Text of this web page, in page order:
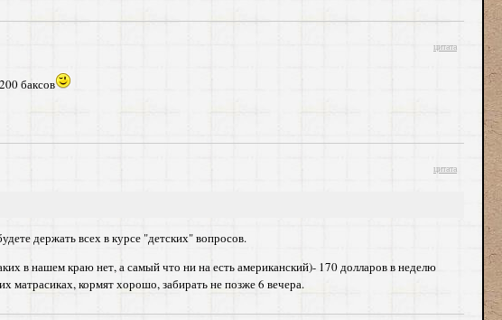
цитата
баксов
цитата
держать всех в курсе "детских" вопросов.
в нашем краю нет, а самый что ни на есть американский)- 170 долларов в неделю
матрасиках, кормят хорошо, забирать не позже 6 вечера.